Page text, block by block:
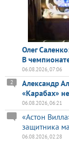
Олег
В
06.08.2026, 07:06
Александр
«Карабах»
2
06.08.2026, 06:21
«Астон
защитника
06.08.2026, 02:28